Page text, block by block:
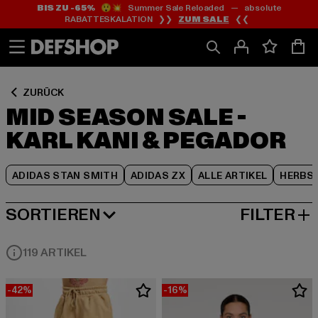
Zum
Inhalt
springen
Zum
Fußzeile
springen
BIS ZU -65%😲💥 Summer Sale Reloaded — absolute
RABATTESKALATION ❯❯ ZUM SALE ❮❮
ZURÜCK
MID SEASON SALE -
KARL KANI & PEGADOR
ADIDAS STAN SMITH ADIDAS ZX ALLE ARTIKEL
Zum
Produktraster
springen
SORTIEREN
BELIEBTESTE FILTER
119 ARTIKEL
-42% -16%